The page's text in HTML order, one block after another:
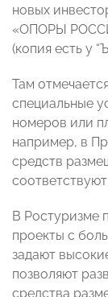
новых
«ОПОРЫ
(копия есть у
Там
специальные
номеров или
например, в
средств
В Ростуризме
проекты с
задают
позволяют
средства